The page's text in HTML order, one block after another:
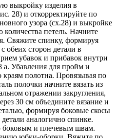
выкройку изделия в
28) и откорректируйте по
узора (сх.28) и выкройке
количества петель. Начните
Свяжите спинку, формируя
обеих сторон детали в
убавок и прибавок внутри
а. Убавления для пройм и
краям полотна. Провязывая по
полочки начните вязать из
отражении закругления,
30 см объедините вязание и
формируя боковые скосы
аналогично спинке.
боковым и плечевым швам.